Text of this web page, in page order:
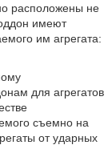
расположены не
имеют
им агрегата:
для агрегатов
съемно на
от ударных